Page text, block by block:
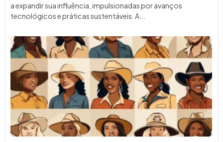
a expandir sua influência, impulsionadas por avanços
tecnológicos e práticas sustentáveis. A...